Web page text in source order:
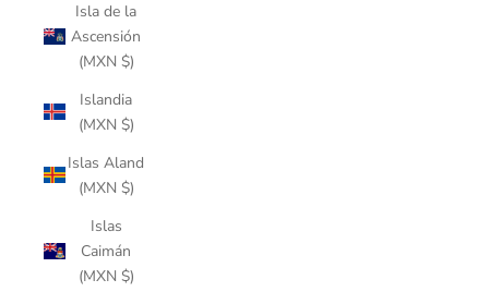
Isla de la
Ascensión
(MXN $)
Islandia
(MXN $)
Islas Aland
(MXN $)
Islas
Caimán
(MXN $)